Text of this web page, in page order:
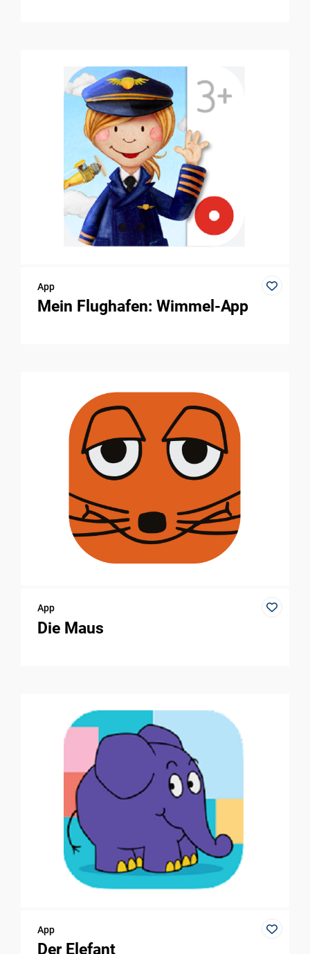
App
Mein Flughafen: Wimmel-App
App
Die Maus
App
Der Elefant